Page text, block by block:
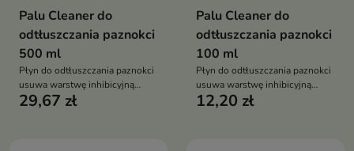
Palu Cleaner do
odtłuszczania paznokci
500 ml
Płyn do odtłuszczania paznokci
usuwa warstwę inhibicyjną
zwiększa przyczepność
29,67 zł
Palu Cleaner do
odtłuszczania paznokci
100 ml
Płyn do odtłuszczania paznokci
usuwa warstwę inhibicyjną
zwiększa przyczepność
12,20 zł